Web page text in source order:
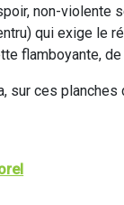
non-violente
qui exige le
flamboyante,
sur ces